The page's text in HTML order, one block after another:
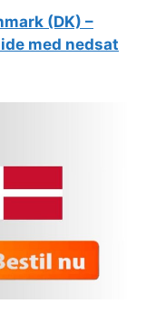
(DK) –
med nedsat